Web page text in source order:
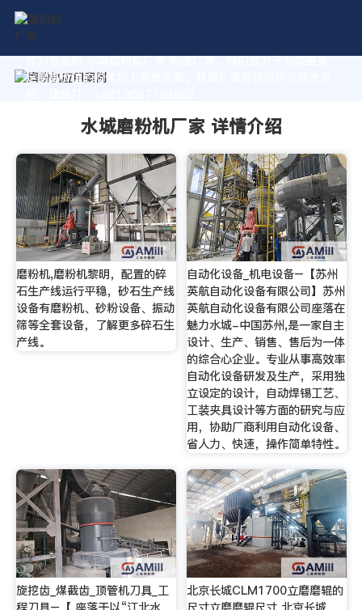
作为专业的 水城磨粉机厂家 制造厂家，我们致力于为您量身
定制高价值的粉体加工系统方案。获取厂家直销报价及技术支
水城磨粉机厂家 详情介绍
磨粉机,磨粉机黎明，配置的碎
石生产线运行平稳，砂石生产线
设备有磨粉机、砂粉设备、振动
筛等全套设备，了解更多碎石生
产线。
自动化设备_机电设备–【苏州
英航自动化设备有限公司】苏州
英航自动化设备有限公司座落在
魅力水城-中国苏州,是一家自主
设计、生产、销售、售后为一体
的综合心企业。专业从事高效率
自动化设备研发及生产，采用独
立设定的设计，自动焊锡工艺、
工装夹具设计等方面的研究与应
用，协助厂商利用自动化设备、
省人力、快速，操作简单特性。
旋挖齿_煤截齿_顶管机刀具_工
北京长城CLM1700立磨磨辊的